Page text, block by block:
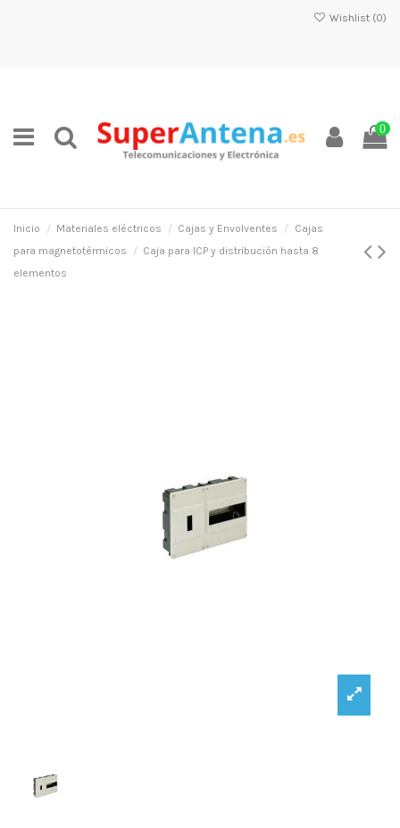
Wishlist (0)
0
Inicio Materiales eléctricos Cajas y Envolventes
Cajas
para magnetotérmicos
Caja para ICP y distribución hasta 8
elementos